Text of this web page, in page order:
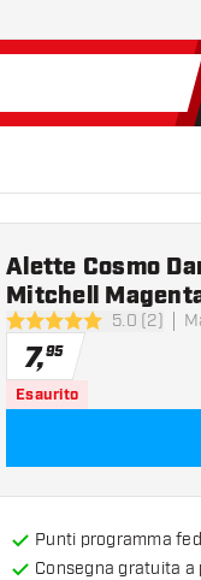
5 stelle di valutazione
5.0 (2)
Alette Cosmo
Mitchell
7,95
Esaurito
Punti programma
Consegna gratuita a